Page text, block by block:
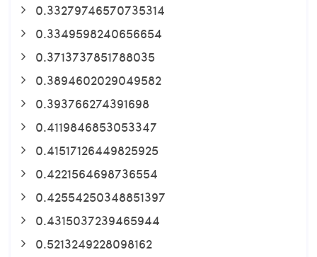
0.33279746570735314
0.3349598240656654
0.3713737851788035
0.3894602029049582
0.393766274391698
0.4119846853053347
0.41517126449825925
0.4221564698736554
0.42554250348851397
0.4315037239465944
0.5213249228098162